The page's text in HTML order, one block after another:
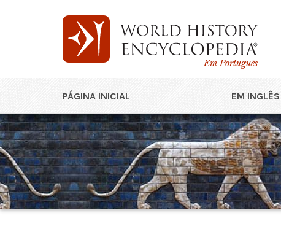
Em Português
PÁGINA INICIAL EM INGLÊS